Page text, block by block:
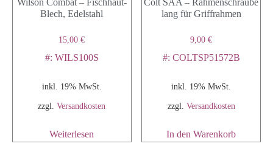
Wilson Combat – Fischhaut-
Blech, Edelstahl
15,00€
#: WILS100S
inkl. 19% MwSt.
zzgl.Versandkosten
Weiterlesen
Colt SAA – Rahmenschraube
lang für Griffrahmen
9,00€
#: COLTSP51572B
inkl. 19% MwSt.
zzgl. Versandkosten
In den Warenkorb